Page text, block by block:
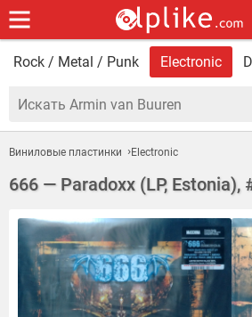
Rock / Metal / Punk Electronic
Виниловые пластинки Electronic
666 — Paradoxx (LP, Estonia),